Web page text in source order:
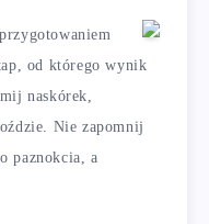
od którego wynik
naskórek,
Nie zapomnij
paznokcia, a